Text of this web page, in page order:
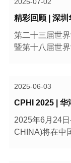
精彩回顾 | 深
第二十三届世
暨第十八届世
验室仪器等，
2025-06-03
CPHI 2025 | 华
2025年6月24
CHINA)将在中